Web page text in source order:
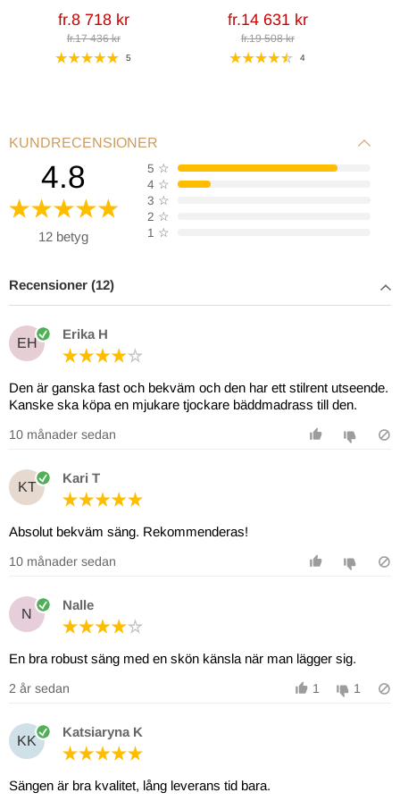
fr.8 718 kr
fr.17 436 kr
5
fr.14 631 kr
fr.19 508 kr
4
KUNDRECENSIONER
4.8
12 betyg
5 ☆
4 ☆
3 ☆
2 ☆
1 ☆
Recensioner (12)
EH
Erika H
Den är ganska fast och bekväm och den har ett stilrent utseende.
Kanske ska köpa en mjukare tjockare bäddmadrass till den.
10 månader sedan
KT
Kari T
Absolut bekväm säng. Rekommenderas!
10 månader sedan
N
Nalle
En bra robust säng med en skön känsla när man lägger sig.
2 år sedan 1 1
KK
Katsiaryna K
Sängen är bra kvalitet, lång leverans tid bara.